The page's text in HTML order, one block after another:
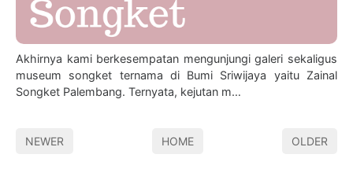
Akhirnya kami berkesempatan mengunjungi galeri sekaligus
museum songket ternama di Bumi Sriwijaya yaitu Zainal
Songket Palembang. Ternyata, kejutan m…
NEWER HOME OLDER